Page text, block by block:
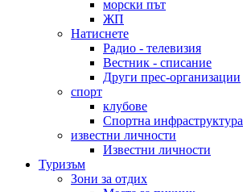
морски път
ЖП
Натиснете
Радио - телевизия
Вестник - списание
Други прес-организации
спорт
клубове
Спортна инфраструктура
известни личности
Известни личности
Туризъм
Зони за отдих